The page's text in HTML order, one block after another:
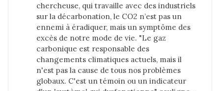
chercheuse, qui travaille avec des industriels
sur la décarbonation, le CO2 n’est pas un
ennemi à éradiquer, mais un symptôme des
excès de notre mode de vie. "Le gaz
carbonique est responsable des
changements climatiques actuels, mais il
n'est pas la cause de tous nos problèmes
globaux. C'est un témoin ou un indicateur